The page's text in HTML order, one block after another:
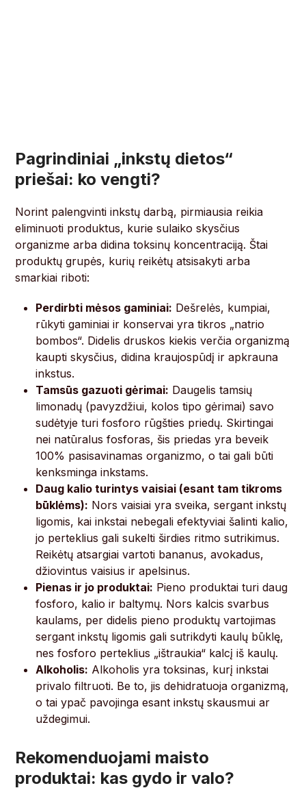
Pagrindiniai „inkstų dietos“
priešai: ko vengti?
Norint palengvinti inkstų darbą, pirmiausia reikia
eliminuoti produktus, kurie sulaiko skysčius
organizme arba didina toksinų koncentraciją. Štai
produktų grupės, kurių reikėtų atsisakyti arba
smarkiai riboti:
Perdirbti mėsos gaminiai: Dešrelės, kumpiai,
rūkyti gaminiai ir konservai yra tikros „natrio
bombos“. Didelis druskos kiekis verčia organizmą
kaupti skysčius, didina kraujospūdį ir apkrauna
inkstus.
Tamsūs gazuoti gėrimai: Daugelis tamsių
limonadų (pavyzdžiui, kolos tipo gėrimai) savo
sudėtyje turi fosforo rūgšties priedų. Skirtingai
nei natūralus fosforas, šis priedas yra beveik
100% pasisavinamas organizmo, o tai gali būti
kenksminga inkstams.
Daug kalio turintys vaisiai (esant tam tikroms
būklėms): Nors vaisiai yra sveika, sergant inkstų
ligomis, kai inkstai nebegali efektyviai šalinti kalio,
jo perteklius gali sukelti širdies ritmo sutrikimus.
Reikėtų atsargiai vartoti bananus, avokadus,
džiovintus vaisius ir apelsinus.
Pienas ir jo produktai: Pieno produktai turi daug
fosforo, kalio ir baltymų. Nors kalcis svarbus
kaulams, per didelis pieno produktų vartojimas
sergant inkstų ligomis gali sutrikdyti kaulų būklę,
nes fosforo perteklius „ištraukia“ kalcį iš kaulų.
Alkoholis: Alkoholis yra toksinas, kurį inkstai
privalo filtruoti. Be to, jis dehidratuoja organizmą,
o tai ypač pavojinga esant inkstų skausmui ar
uždegimui.
Rekomenduojami maisto
produktai: kas gydo ir valo?